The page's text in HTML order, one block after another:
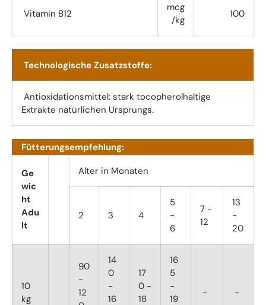
Vitamin B12
mcg
/kg
100
Technologische Zusatzstoffe:
Antioxidationsmittel: stark tocopherolhaltige
Extrakte natürlichen Ursprungs.
Fütterungsempfehlung:
Ge
wic
ht
Adu
lt
Alter in Monaten
2 3 4
5
-
6
7 -
12
13
-
20
10
kg
90
-
12
14
0
-
16
17
0 -
18
16
5
-
19
- -